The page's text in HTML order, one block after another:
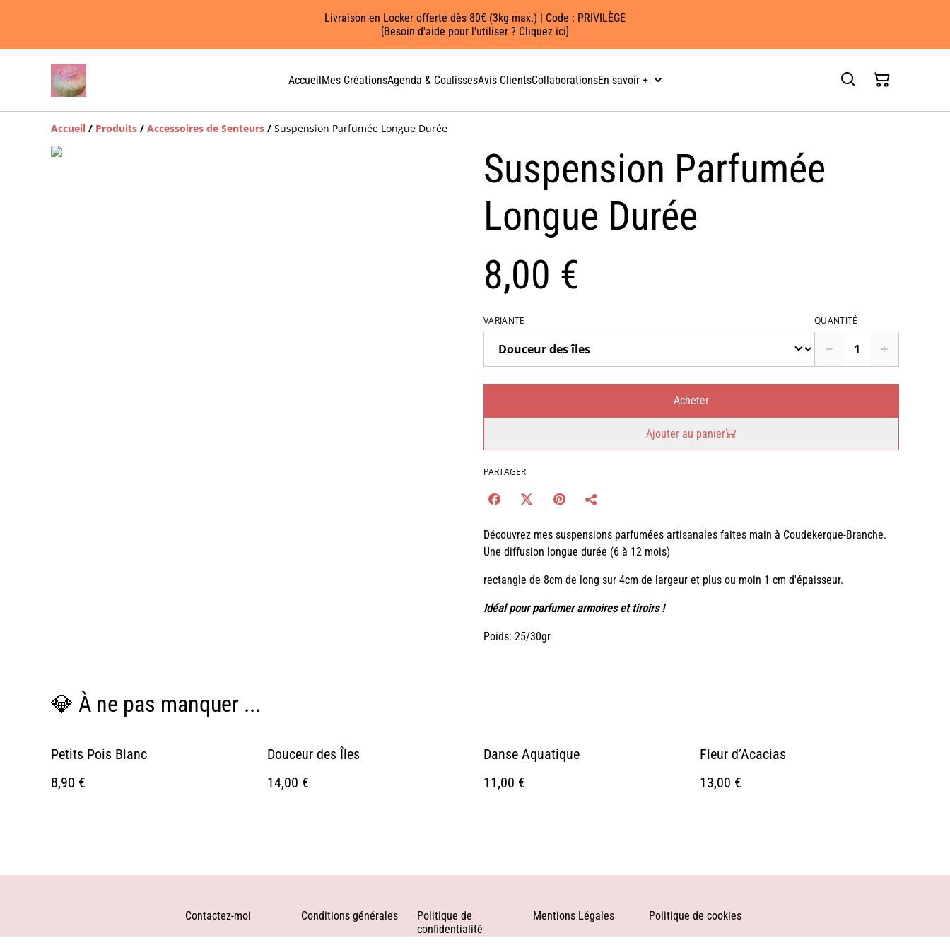
Livraison en Locker offerte dès 80€ (3kg max.) | Code : PRIVILÈGE
[Besoin d'aide pour l'utiliser ? Cliquez ici]
AccueilMes CréationsAgenda & CoulissesAvis ClientsCollaborationsEn savoir +
Accueil / Produits / Accessoires de Senteurs / Suspension Parfumée Longue Durée
Suspension Parfumée
Longue Durée
8,00 €
VARIANTE QUANTITÉ
Acheter
Ajouter au panier
PARTAGER
Découvrez mes suspensions parfumées artisanales faites main à Coudekerque-Branche.
Une diffusion longue durée (6 à 12 mois)
rectangle de 8cm de long sur 4cm de largeur et plus ou moin 1 cm d'épaisseur.
Idéal pour parfumer armoires et tiroirs !
Poids: 25/30gr
💎 À ne pas manquer ...
Petits Pois Blanc
8,90 €
Douceur des Îles
14,00 €
Danse Aquatique
11,00 €
Fleur d’Acacias
13,00 €
Contactez-moi Conditions générales
Politique de
confidentialité
Mentions Légales Politique de cookies